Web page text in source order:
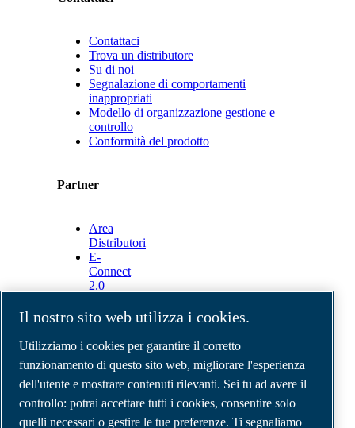
Contattaci
Trova un distributore
Su di noi
Segnalazione di comportamenti
inappropriati
Modello di organizzazione gestione e
controllo
Conformità del prodotto
Partner
Area
Distributori
E-
Connect
2.0
Portal
Media
Gallery
©2026 Compressori d'aria ABAC
Note legali e privacy
Modulo resi
Il nostro sito web utilizza i cookies.
Utilizziamo i cookies per garantire il corretto
funzionamento di questo sito web, migliorare l'esperienza
dell'utente e mostrare contenuti rilevanti. Sei tu ad avere il
controllo: potrai accettare tutti i cookies, consentire solo
quelli necessari o gestire le tue preferenze. Ti segnaliamo